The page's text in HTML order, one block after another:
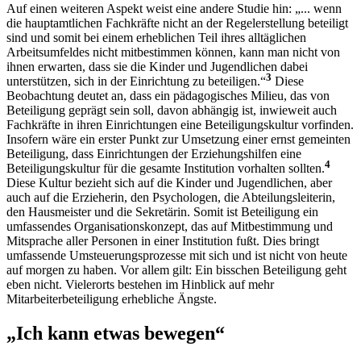
Auf einen weiteren Aspekt weist eine andere Studie hin: „... wenn
die hauptamtlichen Fachkräfte nicht an der Regelerstellung beteiligt
sind und somit bei einem erheblichen Teil ihres alltäglichen
Arbeitsumfeldes nicht mitbestimmen können, kann man nicht von
ihnen erwarten, dass sie die Kinder und Jugendlichen dabei
unterstützen, sich in der Einrichtung zu beteiligen.“3 Diese
Beobachtung deutet an, dass ein pädagogisches Milieu, das von
Beteiligung geprägt sein soll, davon abhängig ist, inwieweit auch
Fachkräfte in ihren Einrichtungen eine Beteiligungskultur vorfinden.
Insofern wäre ein erster Punkt zur Umsetzung einer ernst gemeinten
Beteiligung, dass Einrichtungen der Erziehungshilfen eine
Beteiligungskultur für die gesamte Institution vorhalten sollten.4
Diese Kultur bezieht sich auf die Kinder und Jugendlichen, aber
auch auf die Erzieherin, den Psychologen, die Abteilungsleiterin,
den Hausmeister und die Sekretärin. Somit ist Beteiligung ein
umfassendes Organisationskonzept, das auf Mitbestimmung und
Mitsprache aller Personen in einer Institution fußt. Dies bringt
umfassende Umsteuerungsprozesse mit sich und ist nicht von heute
auf morgen zu haben. Vor allem gilt: Ein bisschen Beteiligung geht
eben nicht. Vielerorts bestehen im Hinblick auf mehr
Mitarbeiterbeteiligung erhebliche Ängste.
„Ich kann etwas bewegen“